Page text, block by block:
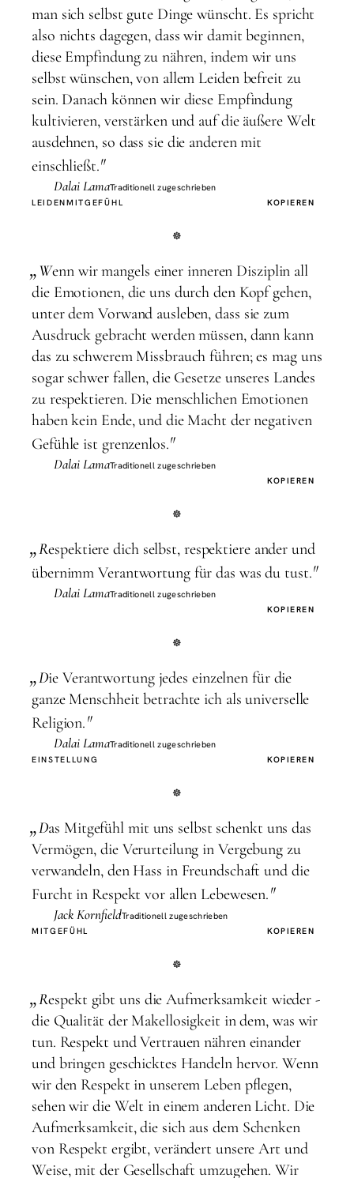
man sich selbst gute Dinge wünscht. Es spricht
also nichts dagegen, dass wir damit beginnen,
diese Empfindung zu nähren, indem wir uns
selbst wünschen, von allem Leiden befreit zu
sein. Danach können wir diese Empfindung
kultivieren, verstärken und auf die äußere Welt
ausdehnen, so dass sie die anderen mit
einschließt."
Dalai LamaTraditionell zugeschrieben
LEIDENMITGEFÜHL KOPIEREN
„Wenn wir mangels einer inneren Disziplin all
die Emotionen, die uns durch den Kopf gehen,
unter dem Vorwand ausleben, dass sie zum
Ausdruck gebracht werden müssen, dann kann
das zu schwerem Missbrauch führen; es mag uns
sogar schwer fallen, die Gesetze unseres Landes
zu respektieren. Die menschlichen Emotionen
haben kein Ende, und die Macht der negativen
Gefühle ist grenzenlos."
Dalai LamaTraditionell zugeschrieben
KOPIEREN
„Respektiere dich selbst, respektiere ander und
übernimm Verantwortung für das was du tust."
Dalai LamaTraditionell zugeschrieben
KOPIEREN
„Die Verantwortung jedes einzelnen für die
ganze Menschheit betrachte ich als universelle
Religion."
Dalai LamaTraditionell zugeschrieben
EINSTELLUNG
KOPIEREN
„Das Mitgefühl mit uns selbst schenkt uns das
Vermögen, die Verurteilung in Vergebung zu
verwandeln, den Hass in Freundschaft und die
Furcht in Respekt vor allen Lebewesen."
Jack KornfieldTraditionell zugeschrieben
MITGEFÜHL
KOPIEREN
„Respekt gibt uns die Aufmerksamkeit wieder -
die Qualität der Makellosigkeit in dem, was wir
tun. Respekt und Vertrauen nähren einander
und bringen geschicktes Handeln hervor. Wenn
wir den Respekt in unserem Leben pflegen,
sehen wir die Welt in einem anderen Licht. Die
Aufmerksamkeit, die sich aus dem Schenken
von Respekt ergibt, verändert unsere Art und
Weise, mit der Gesellschaft umzugehen. Wir